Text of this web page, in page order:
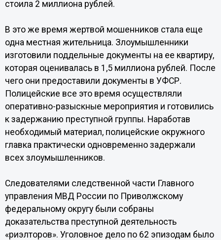
стоила 2 миллиона рублей.
В это же время жертвой мошенников стала еще
одна местная жительница. Злоумышленники
изготовили поддельные документы на ее квартиру,
которая оценивалась в 1,5 миллиона рублей. После
чего они предоставили документы в УФСР.
Полицейские все это время осуществляли
оперативно-разыскные мероприятия и готовились
к задержанию преступной группы. Наработав
необходимый материал, полицейские окружного
главка практически одновременно задержали
всех злоумышленников.
Следователями следственной части Главного
управления МВД России по Приволжскому
федеральному округу были собраны
доказательства преступной деятельность
«риэлторов». Уголовное дело по 62 эпизодам было